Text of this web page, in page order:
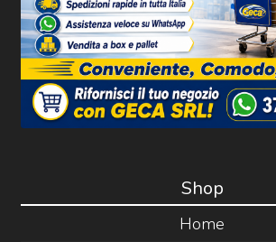
Shop
Home